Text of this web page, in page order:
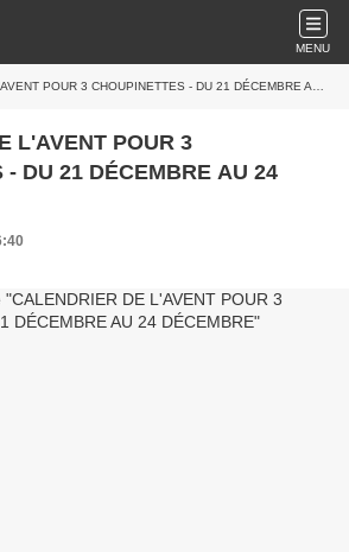
MENU
POUR 3 CHOUPINETTES - DU 21 DÉCEMBRE AU 24 DÉCEMBRE
L'AVENT POUR 3
- DU 21 DÉCEMBRE AU 24